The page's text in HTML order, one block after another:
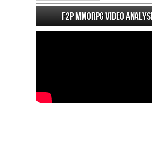
F2P MMORPG Video